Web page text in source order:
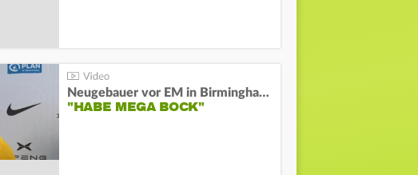
Neugebauer vor EM in Birmingham:
"HABE MEGA BOCK"